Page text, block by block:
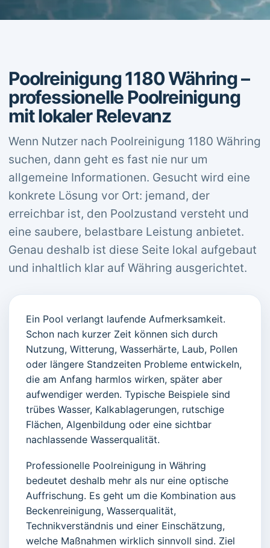
Poolreinigung 1180 Währing –
professionelle Poolreinigung
mit lokaler Relevanz
Wenn Nutzer nach Poolreinigung 1180 Währing
suchen, dann geht es fast nie nur um
allgemeine Informationen. Gesucht wird eine
konkrete Lösung vor Ort: jemand, der
erreichbar ist, den Poolzustand versteht und
eine saubere, belastbare Leistung anbietet.
Genau deshalb ist diese Seite lokal aufgebaut
und inhaltlich klar auf Währing ausgerichtet.
Ein Pool verlangt laufende Aufmerksamkeit.
Schon nach kurzer Zeit können sich durch
Nutzung, Witterung, Wasserhärte, Laub, Pollen
oder längere Standzeiten Probleme entwickeln,
die am Anfang harmlos wirken, später aber
aufwendiger werden. Typische Beispiele sind
trübes Wasser, Kalkablagerungen, rutschige
Flächen, Algenbildung oder eine sichtbar
nachlassende Wasserqualität.
Professionelle Poolreinigung in Währing
bedeutet deshalb mehr als nur eine optische
Auffrischung. Es geht um die Kombination aus
Beckenreinigung, Wasserqualität,
Technikverständnis und einer Einschätzung,
welche Maßnahmen wirklich sinnvoll sind. Ziel